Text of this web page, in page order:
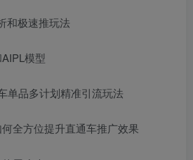
和极速推玩法
模型
单品多计划精准引流玩法
全方位提升直通车推广效果